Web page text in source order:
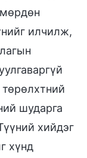
илчилж,
шударга
хийдэг
хүнд